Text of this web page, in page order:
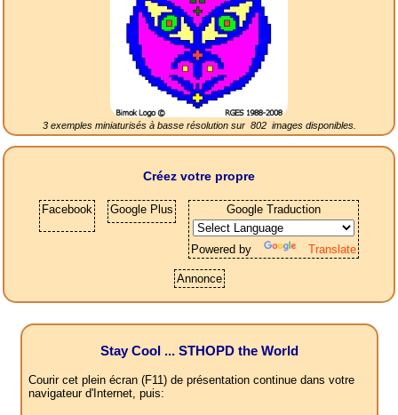
3 exemples miniaturisés à basse résolution sur 802images disponibles.
Créez votre propre
Facebook Google Plus Google Traduction
Powered by Translate
Annonce
Stay Cool ... STHOPD the World
Courir cet plein écran (F11) de présentation continue dans votre
navigateur d'Internet, puis: